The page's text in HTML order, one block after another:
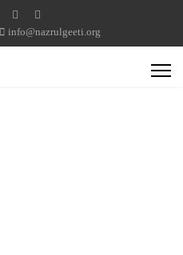
info@nazrulgeeti.org